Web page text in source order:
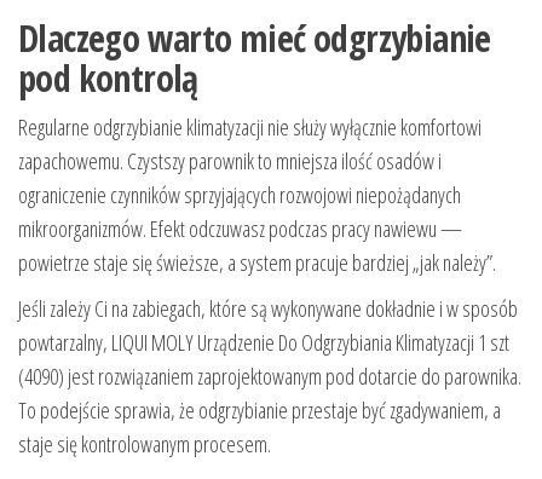
Dlaczego warto mieć odgrzybianie
pod kontrolą
Regularne odgrzybianie klimatyzacji nie służy wyłącznie komfortowi
zapachowemu. Czystszy parownik to mniejsza ilość osadów i
ograniczenie czynników sprzyjających rozwojowi niepożądanych
mikroorganizmów. Efekt odczuwasz podczas pracy nawiewu —
powietrze staje się świeższe, a system pracuje bardziej „jak należy”.
Jeśli zależy Ci na zabiegach, które są wykonywane dokładnie i w sposób
powtarzalny, LIQUI MOLY Urządzenie Do Odgrzybiania Klimatyzacji 1 szt
(4090) jest rozwiązaniem zaprojektowanym pod dotarcie do parownika.
To podejście sprawia, że odgrzybianie przestaje być zgadywaniem, a
staje się kontrolowanym procesem.